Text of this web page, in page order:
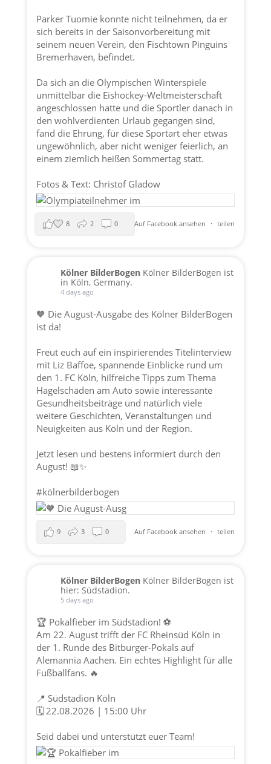
Parker Tuomie konnte nicht teilnehmen, da er
sich bereits in der Saisonvorbereitung mit
seinem neuen Verein, den Fischtown Pinguins
Bremerhaven, befindet.
Da sich an die Olympischen Winterspiele
unmittelbar die Eishockey-Weltmeisterschaft
angeschlossen hatte und die Sportler danach in
den wohlverdienten Urlaub gegangen sind,
fand die Ehrung, für diese Sportart eher etwas
ungewöhnlich, aber nicht weniger feierlich, an
einem ziemlich heißen Sommertag statt.
Fotos & Text: Christof Gladow
Auf Facebook ansehen · teilen
8 2 0
Kölner BilderBogen Kölner BilderBogen ist
in Köln, Germany.
4 days ago
🧡 Die August-Ausgabe des Kölner BilderBogen
ist da!
Freut euch auf ein inspirierendes Titelinterview
mit Liz Baffoe, spannende Einblicke rund um
den 1. FC Köln, hilfreiche Tipps zum Thema
Hagelschäden am Auto sowie interessante
Gesundheitsbeiträge und natürlich viele
weitere Geschichten, Veranstaltungen und
Neuigkeiten aus Köln und der Region.
Jetzt lesen und bestens informiert durch den
August! 📖✨
#kölnerbilderbogen
Auf Facebook ansehen · teilen
9 3 0
Kölner BilderBogen Kölner BilderBogen ist
hier: Südstadion.
5 days ago
🏆 Pokalfieber im Südstadion! ⚽️
Am 22. August trifft der FC Rheinsüd Köln in
der 1. Runde des Bitburger-Pokals auf
Alemannia Aachen. Ein echtes Highlight für alle
Fußballfans. 🔥
📍 Südstadion Köln
🗓️ 22.08.2026 | 15:00 Uhr
Seid dabei und unterstützt euer Team!